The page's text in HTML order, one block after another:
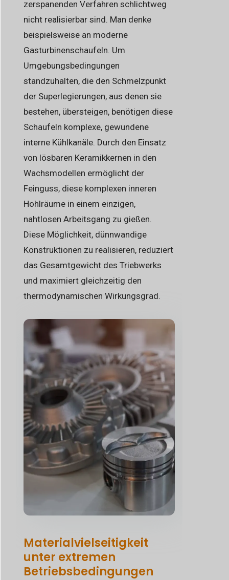
zerspanenden Verfahren schlichtweg
nicht realisierbar sind. Man denke
beispielsweise an moderne
Gasturbinenschaufeln. Um
Umgebungsbedingungen
standzuhalten, die den Schmelzpunkt
der Superlegierungen, aus denen sie
bestehen, übersteigen, benötigen diese
Schaufeln komplexe, gewundene
interne Kühlkanäle. Durch den Einsatz
von lösbaren Keramikkernen in den
Wachsmodellen ermöglicht der
Feinguss, diese komplexen inneren
Hohlräume in einem einzigen,
nahtlosen Arbeitsgang zu gießen.
Diese Möglichkeit, dünnwandige
Konstruktionen zu realisieren, reduziert
das Gesamtgewicht des Triebwerks
und maximiert gleichzeitig den
thermodynamischen Wirkungsgrad.
Materialvielseitigkeit
unter extremen
Betriebsbedingungen